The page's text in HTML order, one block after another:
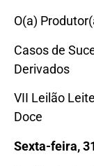
O(a)
Casos de
Derivados
VII Leilão
Doce
Sexta-feira,